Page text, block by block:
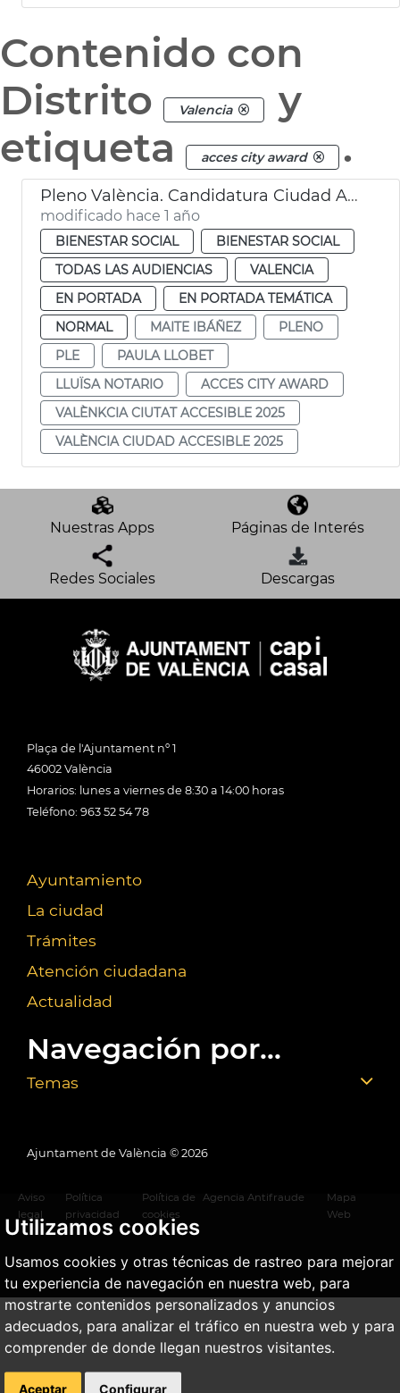
Utilizamos cookies
Usamos cookies y otras técnicas de rastreo para mejorar
tu experiencia de navegación en nuestra web, para
mostrarte contenidos personalizados y anuncios
adecuados, para analizar el tráfico en nuestra web y para
comprender de donde llegan nuestros visitantes.
Aceptar Configurar
Contenido con
Distrito
Valencia
y
etiqueta
acces city award .
Pleno València. Candidatura Ciudad Accesible 2025
modificado hace 1 año
BIENESTAR SOCIAL
BIENESTAR SOCIAL
TODAS LAS AUDIENCIAS
VALENCIA
EN PORTADA
EN PORTADA TEMÁTICA
NORMAL
MAITE IBÁÑEZ
PLENO
PLE
PAULA LLOBET
LLUÏSA NOTARIO
ACCES CITY AWARD
VALÈNKCIA CIUTAT ACCESIBLE 2025
VALÈNCIA CIUDAD ACCESIBLE 2025
Nuestras Apps Páginas de Interés
Redes Sociales Descargas
Plaça de l'Ajuntament nº 1
46002 València
Horarios: lunes a viernes de 8:30 a 14:00 horas
Teléfono: 963 52 54 78
Ayuntamiento
La ciudad
Trámites
Atención ciudadana
Actualidad
Navegación por...
Temas
Ajuntament de València © 2026
Aviso
legal
Política
privacidad
Política de
cookies
Agencia Antifraude
Mapa
Web